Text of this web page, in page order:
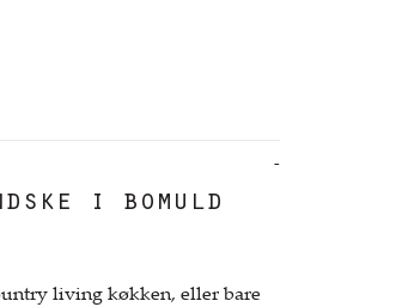
i bomuld
living køkken, eller bare